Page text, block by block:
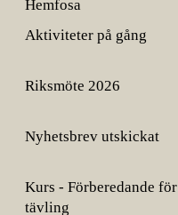
Hemfosa
Aktiviteter på gång
Riksmöte 2026
Nyhetsbrev utskickat
Kurs - Förberedande för
tävling